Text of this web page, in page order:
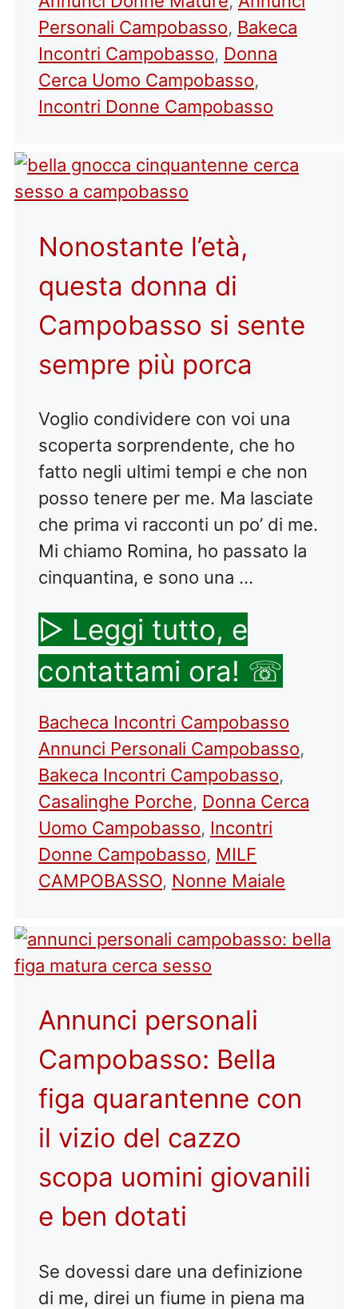
Personali Campobasso, Bakeca
Incontri Campobasso, Donna
Cerca Uomo Campobasso,
Incontri Donne Campobasso
Nonostante l’età,
questa donna di
Campobasso si sente
sempre più porca
Voglio condividere con voi una
scoperta sorprendente, che ho
fatto negli ultimi tempi e che non
posso tenere per me. Ma lasciate
che prima vi racconti un po’ di me.
Mi chiamo Romina, ho passato la
cinquantina, e sono una …
▷ Leggi tutto, e
contattami ora! ☏
Categorie
Bacheca Incontri Campobasso
Annunci Personali Campobasso,
Bakeca Incontri Campobasso,
Casalinghe Porche, Donna Cerca
Uomo Campobasso, Incontri
Donne Campobasso, MILF
CAMPOBASSO, Nonne Maiale
Annunci personali
Campobasso: Bella
figa quarantenne con
il vizio del cazzo
scopa uomini giovanili
e ben dotati
Se dovessi dare una definizione
di me, direi un fiume in piena ma